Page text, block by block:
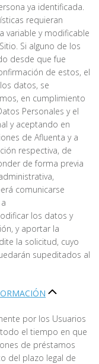
ya identificada.
requieran
variable y modificable
Si alguno de los
desde que fue
de estos, el
datos, se
en cumplimiento
Personales y el
y aceptando en
de Afluenta y a
respectiva, de
de forma previa
comunicarse
los datos y
y aportar la
la solicitud, cuyo
supeditados al
por los Usuarios
el tiempo en que
de préstamos
del plazo legal de